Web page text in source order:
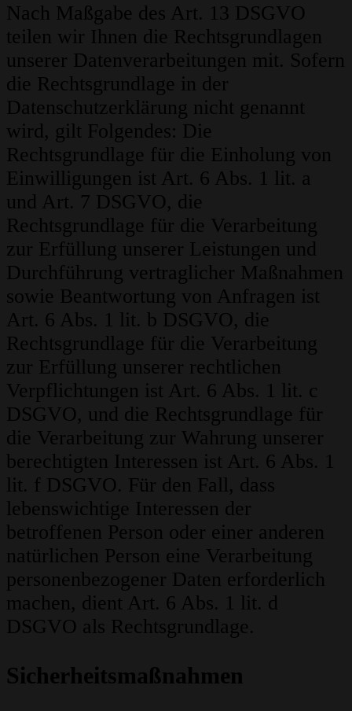
Nach Maßgabe des Art. 13 DSGVO
teilen wir Ihnen die Rechtsgrundlagen
unserer Datenverarbeitungen mit. Sofern
die Rechtsgrundlage in der
Datenschutzerklärung nicht genannt
wird, gilt Folgendes: Die
Rechtsgrundlage für die Einholung von
Einwilligungen ist Art. 6 Abs. 1 lit. a
und Art. 7 DSGVO, die
Rechtsgrundlage für die Verarbeitung
zur Erfüllung unserer Leistungen und
Durchführung vertraglicher Maßnahmen
sowie Beantwortung von Anfragen ist
Art. 6 Abs. 1 lit. b DSGVO, die
Rechtsgrundlage für die Verarbeitung
zur Erfüllung unserer rechtlichen
Verpflichtungen ist Art. 6 Abs. 1 lit. c
DSGVO, und die Rechtsgrundlage für
die Verarbeitung zur Wahrung unserer
berechtigten Interessen ist Art. 6 Abs. 1
lit. f DSGVO. Für den Fall, dass
lebenswichtige Interessen der
betroffenen Person oder einer anderen
natürlichen Person eine Verarbeitung
personenbezogener Daten erforderlich
machen, dient Art. 6 Abs. 1 lit. d
DSGVO als Rechtsgrundlage.
Sicherheitsmaßnahmen